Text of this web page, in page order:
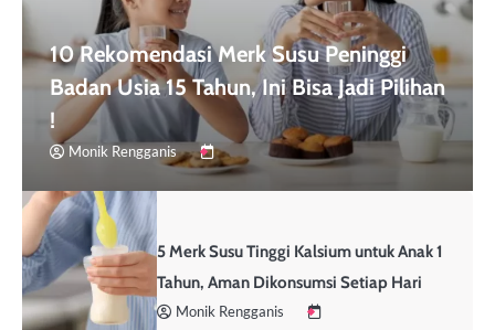
10 Rekomendasi Merk Susu Peninggi
Badan Usia 15 Tahun, Ini Bisa Jadi Pilihan
!
Monik Rengganis
5 Merk Susu Tinggi Kalsium untuk Anak 1
Tahun, Aman Dikonsumsi Setiap Hari
Monik Rengganis